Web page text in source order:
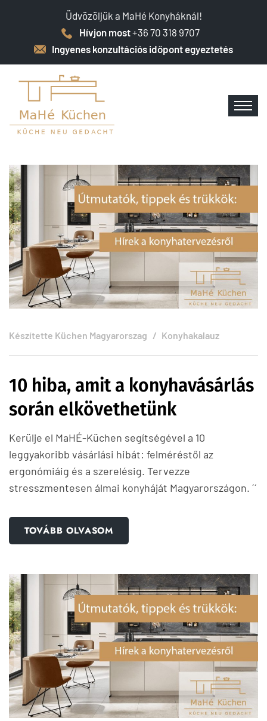
Üdvözöljük a MaHé Konyháknál!
Hívjon most+36 70 318 9707
Ingyenes konzultációs időpont egyeztetés
Készítette Küchen Magyarorszag Konyhakalauz
10 hiba, amit a konyhavásárlás
során elkövethetünk
Kerülje el MaHÉ-Küchen segítségével a 10
leggyakoribb vásárlási hibát: felméréstől az
ergonómiáig és a szerelésig. Tervezze
stresszmentesen álmai konyháját Magyarországon. ´´
TOVÁBB OLVASOM